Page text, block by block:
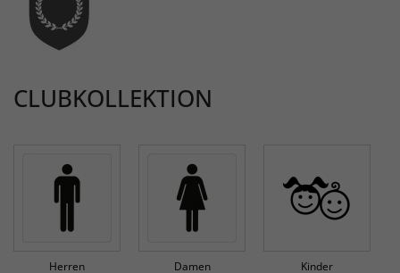
CLUBKOLLEKTION
Herren Damen Kinder